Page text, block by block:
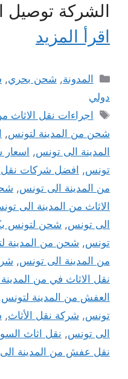
الشركة توصيل
اقرأ المزيد
التصنيفات
المدونة, شحن بحري,
دولي
الوسوم
اجراءات نقل الاثاث
شحن من المدينة لتونس,
المدينة الى تونس,
تونس, افضل شركات نقل
من المدينة الى تونس,
الاثاث من المدينة الى
الى تونس, شحن لتونس
تونس, شحن من المدينة
من المدينة الى تونس,
نقل الاثاث في من
العفش من المدينة لتونس
تونس, شركة نقل الأثاث,
الى تونس, نقل اثاث
نقل عفش من المدينة